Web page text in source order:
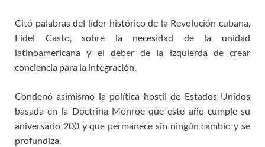
Citó palabras del líder histórico de la Revolución cubana,
Fidel Casto, sobre la necesidad de la unidad
latinoamericana y el deber de la izquierda de crear
conciencia para la integración.
Condenó asimismo la política hostil de Estados Unidos
basada en la Doctrina Monroe que este año cumple su
aniversario 200 y que permanece sin ningún cambio y se
profundiza.